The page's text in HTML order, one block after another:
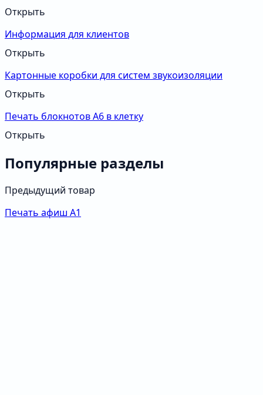
Открыть
Информация для клиентов
Открыть
Картонные коробки для систем звукоизоляции
Открыть
Печать блокнотов А6 в клетку
Открыть
Популярные разделы
Предыдущий товар
Печать афиш А1